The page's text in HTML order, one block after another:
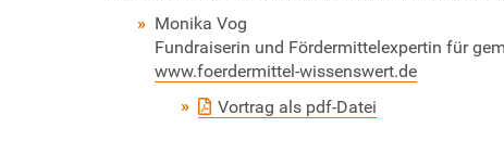
Monika Vog
Fundraiserin und Fördermittelexpertin für
www.foerdermittel-wissenswert.de
Vortrag als pdf-Datei